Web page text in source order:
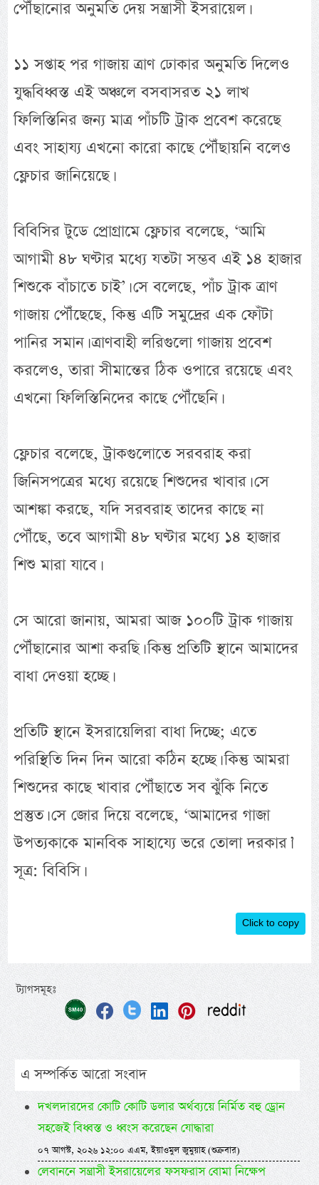
পৌঁছানোর অনুমতি দেয় সন্ত্রাসী ইসরায়েল।
১১ সপ্তাহ পর গাজায় ত্রাণ ঢোকার অনুমতি দিলেও
যুদ্ধবিধ্বস্ত এই অঞ্চলে বসবাসরত ২১ লাখ
ফিলিস্তিনির জন্য মাত্র পাঁচটি ট্রাক প্রবেশ করেছে
এবং সাহায্য এখনো কারো কাছে পৌঁছায়নি বলেও
ফ্লেচার জানিয়েছে।
বিবিসির টুডে প্রোগ্রামে ফ্লেচার বলেছে, ‘আমি
আগামী ৪৮ ঘণ্টার মধ্যে যতটা সম্ভব এই ১৪ হাজার
শিশুকে বাঁচাতে চাই’। সে বলেছে, পাঁচ ট্রাক ত্রাণ
গাজায় পৌঁছেছে, কিন্তু এটি সমুদ্রের এক ফোঁটা
পানির সমান। ত্রাণবাহী লরিগুলো গাজায় প্রবেশ
করলেও, তারা সীমান্তের ঠিক ওপারে রয়েছে এবং
এখনো ফিলিস্তিনিদের কাছে পৌঁছেনি।
ফ্লেচার বলেছে, ট্রাকগুলোতে সরবরাহ করা
জিনিসপত্রের মধ্যে রয়েছে শিশুদের খাবার। সে
আশঙ্কা করছে, যদি সরবরাহ তাদের কাছে না
পৌঁছে, তবে আগামী ৪৮ ঘণ্টার মধ্যে ১৪ হাজার
শিশু মারা যাবে।
সে আরো জানায়, আমরা আজ ১০০টি ট্রাক গাজায়
পৌঁছানোর আশা করছি। কিন্তু প্রতিটি স্থানে আমাদের
বাধা দেওয়া হচ্ছে।
প্রতিটি স্থানে ইসরায়েলিরা বাধা দিচ্ছে; এতে
পরিস্থিতি দিন দিন আরো কঠিন হচ্ছে। কিন্তু আমরা
শিশুদের কাছে খাবার পৌঁছাতে সব ঝুঁকি নিতে
প্রস্তুত। সে জোর দিয়ে বলেছে, ‘আমাদের গাজা
উপত্যকাকে মানবিক সাহায্যে ভরে তোলা দরকার।’
সূত্র: বিবিসি।
Click to copy
ট্যাগসমূহঃ
এ সম্পর্কিত আরো সংবাদ
দখলদারদের কোটি কোটি ডলার অর্থব্যয়ে নির্মিত বহু ড্রোন
সহজেই বিধ্বস্ত ও ধ্বংস করেছেন যোদ্ধারা
০৭ আগস্ট, ২০২৬ ১২:০০ এএম, ইয়াওমুল জুমুয়াহ (শুক্রবার)
লেবাননে সন্ত্রাসী ইসরায়েলের ফসফরাস বোমা নিক্ষেপ